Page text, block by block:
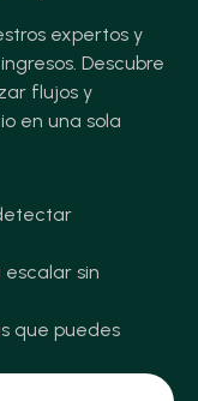
expertos y
Descubre
flujos y
en una sola
sin
que puedes